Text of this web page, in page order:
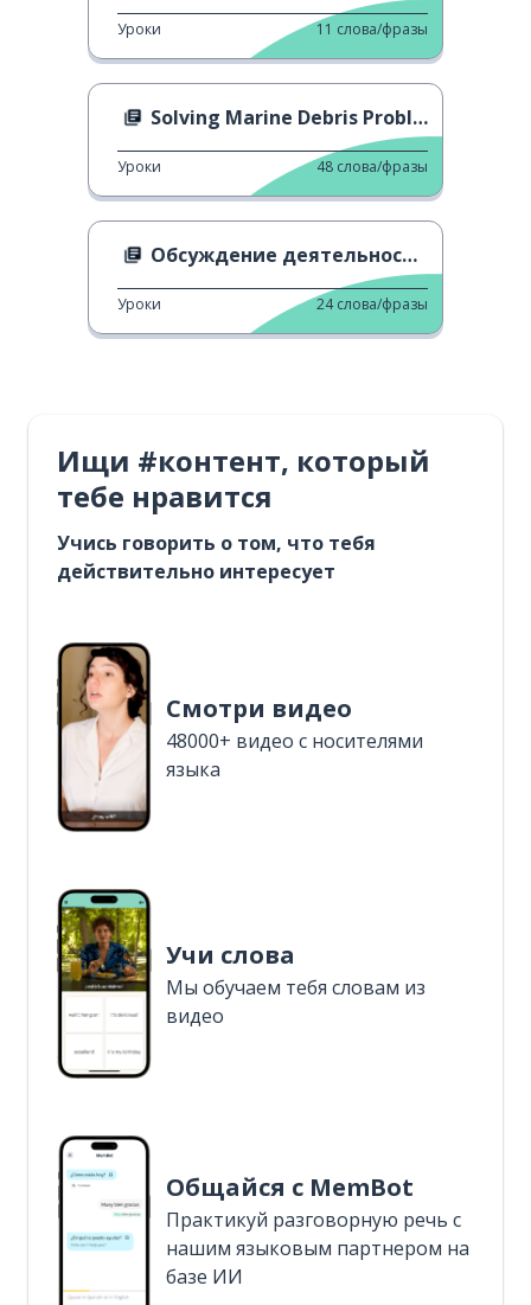
Уроки 11 слова/фразы
Solving Marine Debris Problem
Уроки 48 слова/фразы
Обсуждение деятельности ЛГБТ
Уроки 24 слова/фразы
Ищи #контент, который
тебе нравится
Учись говорить о том, что тебя
действительно интересует
Смотри видео
48000+ видео с носителями
языка
Учи слова
Мы обучаем тебя словам из
видео
Общайся с MemBot
Практикуй разговорную речь с
нашим языковым партнером на
базе ИИ